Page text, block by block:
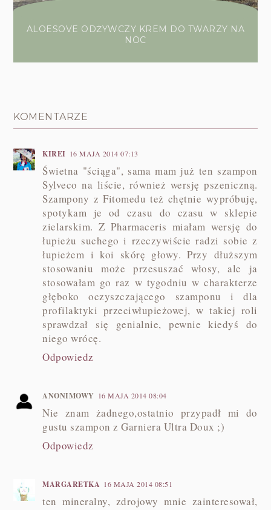
ALOESOVE ODŻYWCZY KREM DO TWARZY NA
NOC
KOMENTARZE
KIREI 16 MAJA 2014 07:13
Świetna "ściąga", sama mam już ten szampon
Sylveco na liście, również wersję pszeniczną.
Szampony z Fitomedu też chętnie wypróbuję,
spotykam je od czasu do czasu w sklepie
zielarskim. Z Pharmaceris miałam wersję do
łupieżu suchego i rzeczywiście radzi sobie z
łupieżem i koi skórę głowy. Przy dłuższym
stosowaniu może przesuszać włosy, ale ja
stosowałam go raz w tygodniu w charakterze
głęboko oczyszczającego szamponu i dla
profilaktyki przeciwłupieżowej, w takiej roli
sprawdzał się genialnie, pewnie kiedyś do
niego wrócę.
Odpowiedz
ANONIMOWY 16 MAJA 2014 08:04
Nie znam żadnego,ostatnio przypadł mi do
gustu szampon z Garniera Ultra Doux ;)
Odpowiedz
MARGARETKA 16 MAJA 2014 08:51
ten mineralny, zdrojowy mnie zainteresował,